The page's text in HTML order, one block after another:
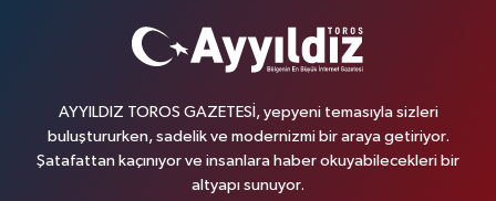
AYYILDIZ TOROS GAZETESİ, yepyeni temasıyla sizleri
buluştururken, sadelik ve modernizmi bir araya getiriyor.
Şatafattan kaçınıyor ve insanlara haber okuyabilecekleri bir
altyapı sunuyor.